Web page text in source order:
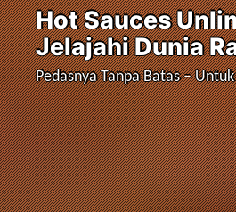
Hot Sauces
Jelajahi Dunia
Pedasnya Tanpa Batas –